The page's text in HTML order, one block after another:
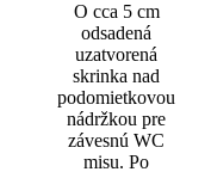
O cca 5 cm
odsadená
uzatvorená
skrinka nad
podomietkovou
nádržkou pre
závesnú WC
misu. Po